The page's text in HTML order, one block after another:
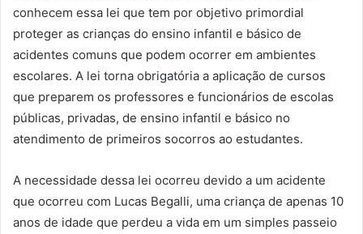
conhecem essa lei que tem por objetivo primordial
proteger as crianças do ensino infantil e básico de
acidentes comuns que podem ocorrer em ambientes
escolares. A lei torna obrigatória a aplicação de cursos
que preparem os professores e funcionários de escolas
públicas, privadas, de ensino infantil e básico no
atendimento de primeiros socorros ao estudantes.
A necessidade dessa lei ocorreu devido a um acidente
que ocorreu com Lucas Begalli, uma criança de apenas 10
anos de idade que perdeu a vida em um simples passeio